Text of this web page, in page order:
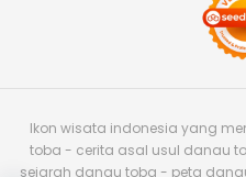
Ikon wisata indonesia yang
toba - cerita asal usul danau
sejarah danau toba - peta